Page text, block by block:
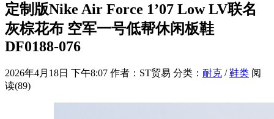
定制版Nike Air Force 1’07 Low LV联名
灰棕花布 空军一号低帮休闲板鞋
DF0188-076
2026年4月18日 下午8:07 作者：ST贸易 分类： 耐克 /鞋类 阅
读(89)